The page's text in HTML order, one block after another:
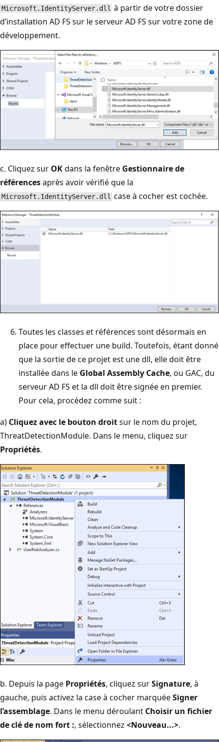
Microsoft.IdentityServer.dll à partir de votre dossier
d’installation AD FS sur le serveur AD FS sur votre zone de
développement.
c. Cliquez sur OKdans la fenêtre Gestionnaire de
référencesaprès avoir vérifié que la
Microsoft.IdentityServer.dll case à cocher est cochée.
Toutes les classes et références sont désormais en
place pour effectuer une build. Toutefois, étant donné
que la sortie de ce projet est une dll, elle doit être
installée dans le Global Assembly Cache, ou GAC, du
serveur AD FS et la dll doit être signée en premier.
Pour cela, procédez comme suit :
a) Cliquez avec le bouton droitsur le nom du projet,
ThreatDetectionModule. Dans le menu, cliquez sur
Propriétés.
b. Depuis la page Propriétés, cliquez surSignature, à
gauche, puis activez la case à cocher marquéeSigner
l’assemblage. Dans le menu déroulant Choisir un fichier
de clé de nom fort :, sélectionnez <Nouveau...>.